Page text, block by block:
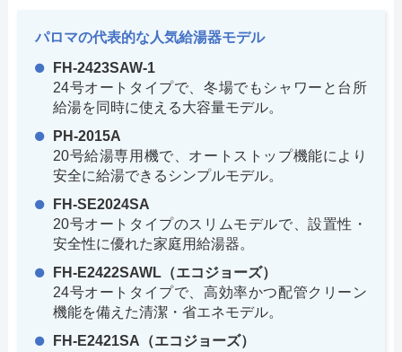
パロマの代表的な人気給湯器モデル
FH-2423SAW-1
24号オートタイプで、冬場でもシャワーと台所
給湯を同時に使える大容量モデル。
PH-2015A
20号給湯専用機で、オートストップ機能により
安全に給湯できるシンプルモデル。
FH-SE2024SA
20号オートタイプのスリムモデルで、設置性・
安全性に優れた家庭用給湯器。
FH-E2422SAWL（エコジョーズ）
24号オートタイプで、高効率かつ配管クリーン
機能を備えた清潔・省エネモデル。
FH-E2421SA（エコジョーズ）